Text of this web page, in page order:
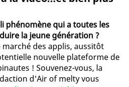
phénomène qui a toutes les
la jeune génération ?
des applis, aussitôt
nouvelle plateforme de
! Souvenez-vous, la
d'Air of melty vous